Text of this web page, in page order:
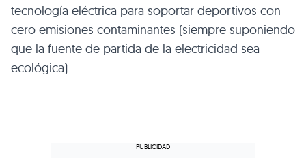
tecnología eléctrica para soportar deportivos con
cero emisiones contaminantes (siempre suponiendo
que la fuente de partida de la electricidad sea
ecológica).